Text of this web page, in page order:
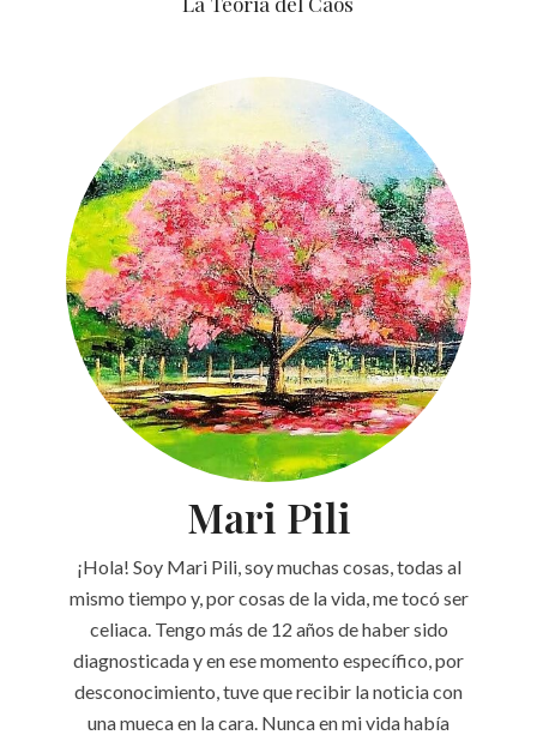
Mari Pili
¡Hola! Soy Mari Pili, soy muchas cosas, todas al
mismo tiempo y, por cosas de la vida, me tocó ser
celiaca. Tengo más de 12 años de haber sido
diagnosticada y en ese momento específico, por
desconocimiento, tuve que recibir la noticia con
una mueca en la cara. Nunca en mi vida había